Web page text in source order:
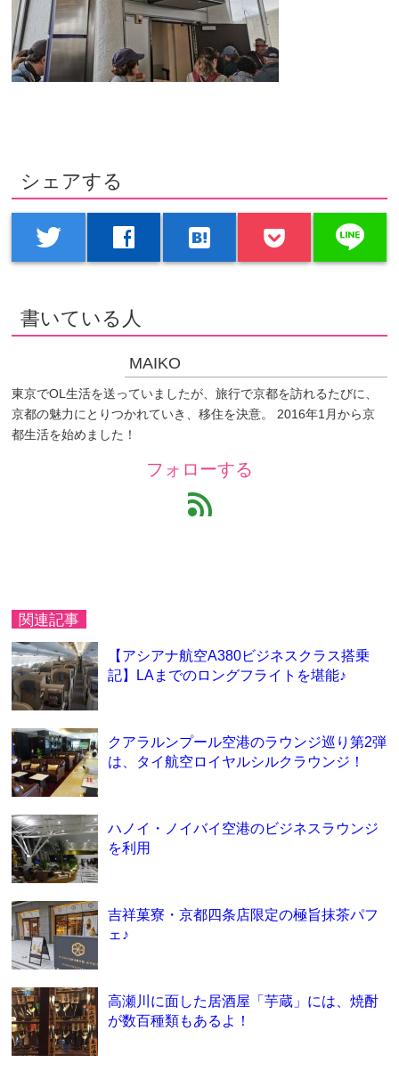
シェアする
twitter facebook hatenabookmark line
書いている人
MAIKO
東京でOL生活を送っていましたが、旅行で京都を訪れるたびに、
京都の魅力にとりつかれていき、移住を決意。 2016年1月から京
都生活を始めました！
フォローする
feed
関連記事
【アシアナ航空A380ビジネスクラス搭乗
記】LAまでのロングフライトを堪能♪
クアラルンプール空港のラウンジ巡り第2弾
は、タイ航空ロイヤルシルクラウンジ！
ハノイ・ノイバイ空港のビジネスラウンジ
を利用
吉祥菓寮・京都四条店限定の極旨抹茶パフ
ェ♪
高瀬川に面した居酒屋「芋蔵」には、焼酎
が数百種類もあるよ！